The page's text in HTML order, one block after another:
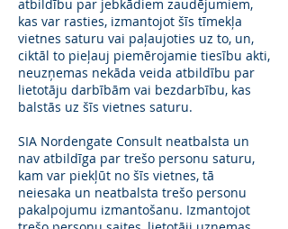
atbildību par jebkādiem zaudējumiem,
kas var rasties, izmantojot šīs tīmekļa
vietnes saturu vai paļaujoties uz to, un,
ciktāl to pieļauj piemērojamie tiesību akti,
neuzņemas nekāda veida atbildību par
lietotāju darbībām vai bezdarbību, kas
balstās uz šīs vietnes saturu.​
SIA Nordengate Consult neatbalsta un
nav atbildīga par trešo personu saturu,
kam var piekļūt no šīs vietnes, tā
neiesaka un neatbalsta trešo personu
pakalpojumu izmantošanu. Izmantojot